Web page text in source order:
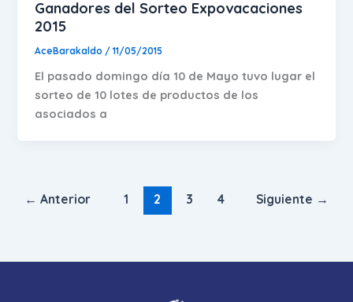
Ganadores del Sorteo Expovacaciones
2015
AceBarakaldo /11/05/2015
El pasado domingo día 10 de Mayo tuvo lugar el
sorteo de 10 lotes de productos de los
asociados a
← Anterior 1 2 3 4 Siguiente →